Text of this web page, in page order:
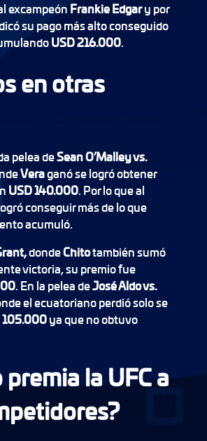
excampeón Frankie Edgary por
su pago más alto conseguido
USD 216.000.
en otras
pelea deSean O’Malley vs.
Veraganó se logró obtener
USD 140.000. Por lo que al
conseguir más de lo que
acumuló.
dondeChitotambién sumó
victoria, su premio fue
. En la pelea deJosé Aldo vs.
el ecuatoriano perdió solo se
105.000ya que no obtuvo
premia la UFC a